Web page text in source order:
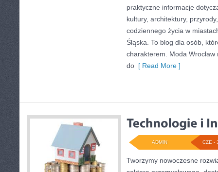
praktyczne informacje
kultury, architektury,
codziennego życia w
Śląska. To blog dla osób,
charakterem. Moda Wrocław
do [ Read More ]
CZE -
ADMIN
Tworzymy nowoczesne